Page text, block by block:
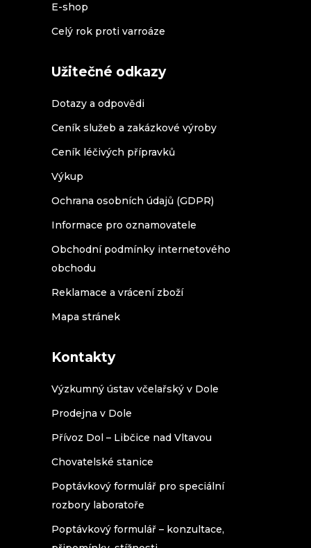
E-shop
Celý rok proti varroáze
Užitečné odkazy
Dotazy a odpovědi
Ceník služeb a zakázkové výroby
Ceník léčivých přípravků
Výkup
Ochrana osobních údajů (GDPR)
Informace pro oznamovatele
Obchodní podmínky internetového
obchodu
Reklamace a vrácení zboží
Mapa stránek
Kontakty
Výzkumný ústav včelařský v Dole
Prodejna v Dole
Přívoz Dol – Libčice nad Vltavou
Chovatelské stanice
Poptávkový formulář pro speciální
rozbory laboratoře
Poptávkový formulář – konzultace,